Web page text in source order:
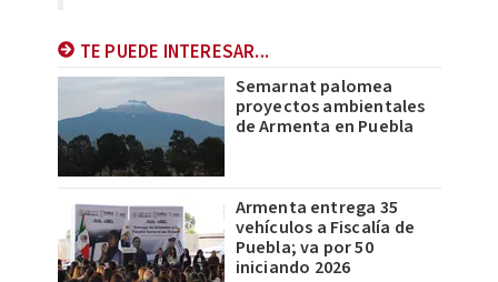
TE PUEDE INTERESAR...
Semarnat palomea
proyectos ambientales
de Armenta en Puebla
Armenta entrega 35
vehículos a Fiscalía de
Puebla; va por 50
iniciando 2026